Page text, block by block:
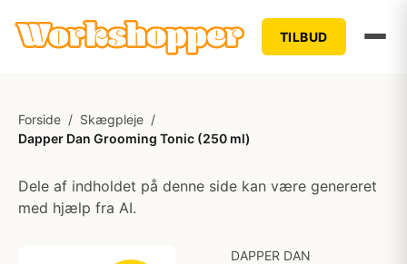
TILBUD
Forside / Skægpleje /
Dapper Dan Grooming Tonic (250 ml)
Dele af indholdet på denne side kan være genereret
med hjælp fra AI.
DAPPER DAN